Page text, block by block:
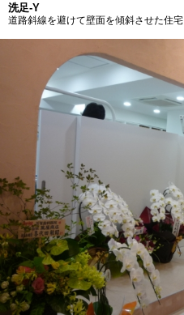
洗足-Y
道路斜線を避けて壁面を傾斜させた住宅